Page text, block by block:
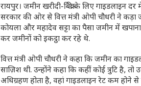
रायपुर। जमीन खरीदी-बिक्री के लिए गाइडलाइन
सरकार की ओर से वित्त मंत्री ओपी चौधरी ने कड़ा
कोयला और महादेव सट्टा का पैसा जमीन में
कर जमीनों को इकट्ठा कर रहे थे.
वित्त मंत्री ओपी चौधरी ने कहा कि जमीन का
साज़िश थी. उन्होंने कहा कि कहीं कोई त्रुटि है,
अधिग्रहण होता है, वहां गाइडलाइन रेट कम होने